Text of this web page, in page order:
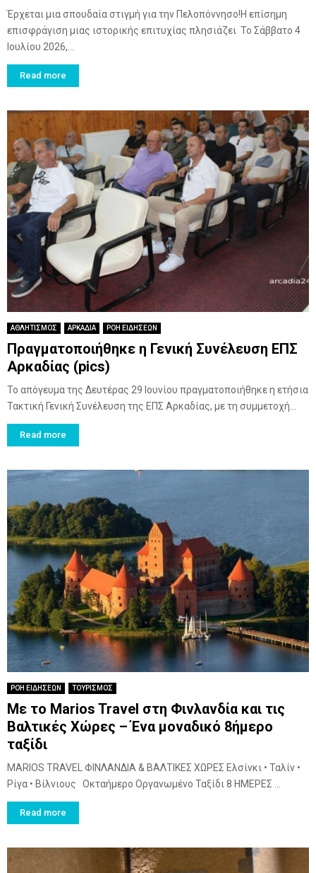
Έρχεται μια σπουδαία στιγμή για την Πελοπόννησο!Η επίσημη
επισφράγιση μιας ιστορικής επιτυχίας πλησιάζει Το Σάββατο 4
Ιουλίου 2026,...
Read more
ΑΘΛΗΤΙΣΜΟΣ ΑΡΚΑΔΙΑ ΡΟΗ ΕΙΔΗΣΕΩΝ
Πραγματοποιήθηκε η Γενική Συνέλευση ΕΠΣ
Αρκαδίας (pics)
Το απόγευμα της Δευτέρας 29 Ιουνίου πραγματοποιήθηκε η ετήσια
Τακτική Γενική Συνέλευση της ΕΠΣ Αρκαδίας, με τη συμμετοχή...
Read more
ΡΟΗ ΕΙΔΗΣΕΩΝ ΤΟΥΡΙΣΜΟΣ
Με το Marios Travel στη Φινλανδία και τις
Βαλτικές Χώρες – Ένα μοναδικό 8ήμερο
ταξίδι
MARIOS TRAVEL ΦΙΝΛΑΝΔΙΑ & ΒΑΛΤΙΚΕΣ ΧΩΡΕΣ Ελσίνκι • Ταλίν •
Ρίγα • Βίλνιους Οκταήμερο Οργανωμένο Ταξίδι 8 ΗΜΕΡΕΣ ...
Read more